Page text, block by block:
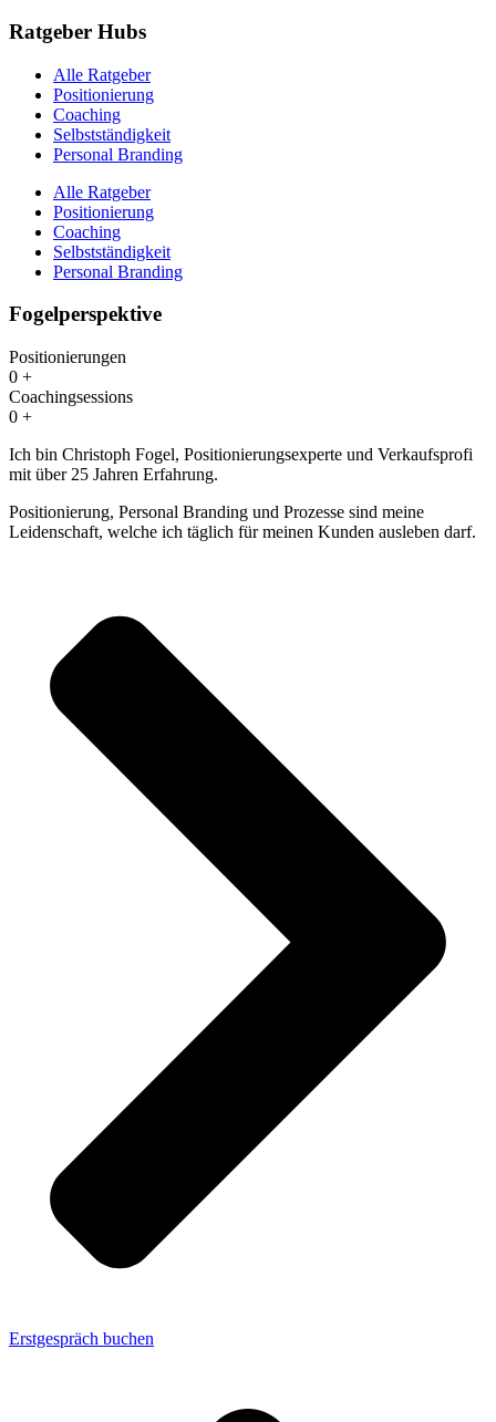
Ratgeber Hubs
Alle Ratgeber
Positionierung
Coaching
Selbstständigkeit
Personal Branding
Alle Ratgeber
Positionierung
Coaching
Selbstständigkeit
Personal Branding
Fogelperspektive
Positionierungen
0 +
Coachingsessions
0 +
Ich bin Christoph Fogel, Positionierungsexperte und Verkaufsprofi
mit über 25 Jahren Erfahrung.
Positionierung, Personal Branding und Prozesse sind meine
Leidenschaft, welche ich täglich für meinen Kunden ausleben darf.
Erstgespräch buchen